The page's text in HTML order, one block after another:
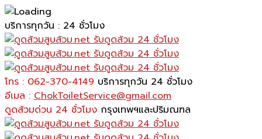
บริการทุกวัน : 24 ชั่วโมง
โทร : 062-370-4149 บริการทุกวัน 24 ชั่วโมง
อีเมล : ChokToiletService@gmail.com
ดูดส้วมด่วน 24 ชั่วโมง กรุงเทพฯและปริมณฑล